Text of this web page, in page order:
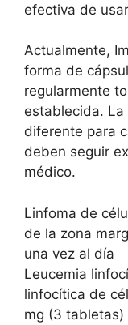
efectiva de
Actualmente,
forma de
regularmente
establecida.
diferente para
deben seguir
médico.
Linfoma de
de la zona
una vez al día
Leucemia
linfocítica de
mg (3 tabletas)